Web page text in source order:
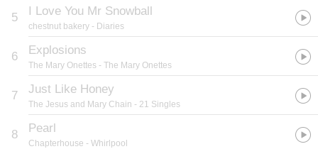
5 I Love You Mr Snowball
chestnut bakery - Diaries
6 Explosions
The Mary Onettes - The Mary Onettes
7 Just Like Honey
The Jesus and Mary Chain - 21 Singles
8 Pearl
Chapterhouse - Whirlpool